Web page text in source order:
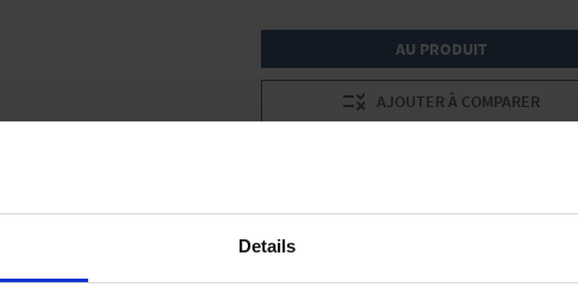
Details
AU PRODUIT
AJOUTER À COMPARER